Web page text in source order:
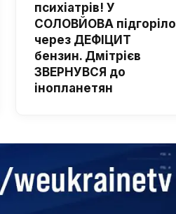
психіатрів! У
СОЛОВЙОВА підгоріло
через ДЕФІЦИТ
бензин. Дмітрієв
ЗВЕРНУВСЯ до
інопланетян